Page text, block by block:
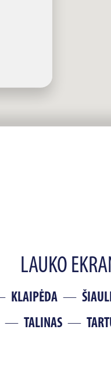
LAUKO
KLAIPĖDA
TALINAS